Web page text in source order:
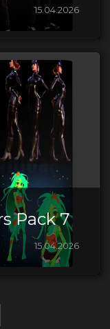
15.04.2026
Pack 7
15.04.2026